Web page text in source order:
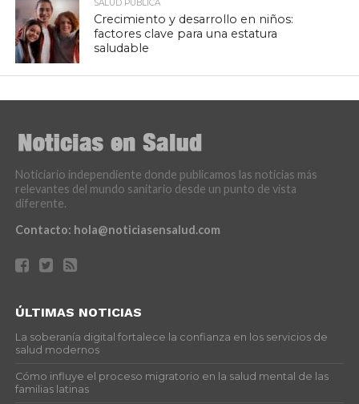
SALUD PÚBLICA
Crecimiento y desarrollo en niños:
factores clave para una estatura
saludable
Noticiario independiente donde publicamos las noticias más
relevantes del mundo sanitario desde un punto de vista
diferente.
Contacto: hola@noticiasensalud.com
ÚLTIMAS NOTICIAS
La soberanía digital fortalece la confianza en los servicios de
salud modernos
Cómo influye el proceso migratorio en la salud mental de las
familias latinas